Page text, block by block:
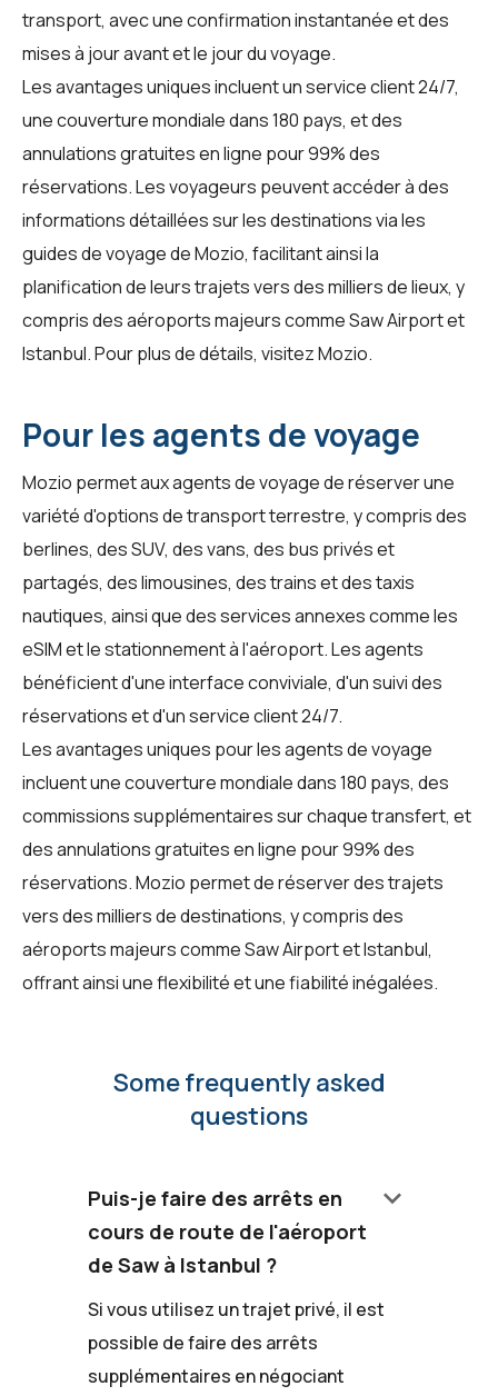
transport, avec une confirmation instantanée et des
mises à jour avant et le jour du voyage.
Les avantages uniques incluent un service client 24/7,
une couverture mondiale dans 180 pays, et des
annulations gratuites en ligne pour 99% des
réservations. Les voyageurs peuvent accéder à des
informations détaillées sur les destinations via les
guides de voyage de Mozio, facilitant ainsi la
planification de leurs trajets vers des milliers de lieux, y
compris des aéroports majeurs comme Saw Airport et
Istanbul. Pour plus de détails, visitezMozio.
Pour les agents de voyage
Mozio permet auxagents de voyagede réserver une
variété d'options de transport terrestre, y compris des
berlines, des SUV, des vans, des bus privés et
partagés, des limousines, des trains et des taxis
nautiques, ainsi que des services annexes comme les
eSIM et le stationnement à l'aéroport. Les agents
bénéficient d'une interface conviviale, d'un suivi des
réservations et d'un service client 24/7.
Les avantages uniques pour lesagents de voyage
incluent une couverture mondiale dans 180 pays, des
commissions supplémentaires sur chaque transfert, et
des annulations gratuites en ligne pour 99% des
réservations. Mozio permet de réserver des trajets
vers des milliers de destinations, y compris des
aéroports majeurs comme Saw Airport et Istanbul,
offrant ainsi une flexibilité et une fiabilité inégalées.
Some frequently asked
questions
Puis-je faire des arrêts en
cours de route de l'aéroport
de Saw à Istanbul ?
keyboard_arrow_down
Si vous utilisez un trajet privé, il est
possible de faire des arrêts
supplémentaires en négociant